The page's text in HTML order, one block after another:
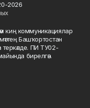
2026
киң коммуникациялар
Башҡортостан
ПИ ТУ02-
бирелгән.